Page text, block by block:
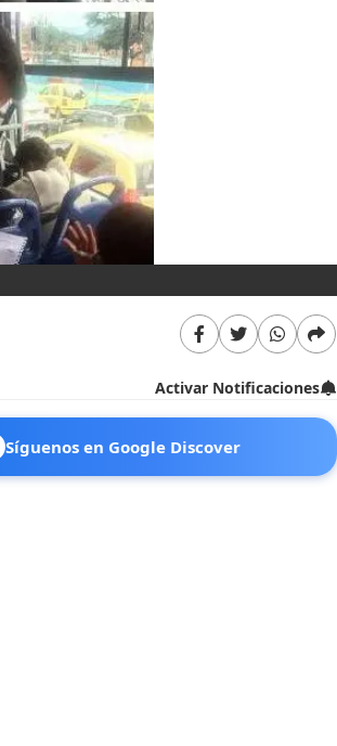
Activar Notificaciones
Síguenos en Google Discover